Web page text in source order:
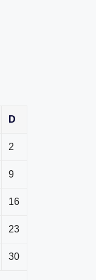
D
2
9
16
23
30